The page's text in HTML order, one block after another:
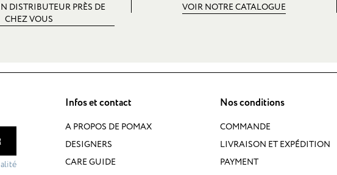
DISTRIBUTEUR PRÈS DE
CHEZ VOUS
VOIR NOTRE CATALOGUE
Infos et contact
A PROPOS DE POMAX
DESIGNERS
CARE GUIDE
Nos conditions
COMMANDE
LIVRAISON ET EXPÉDITION
PAYMENT